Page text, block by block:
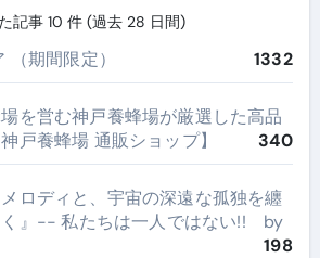
記事 10 件 (過去 28 日間)
期間限定） 1332
を営む神戸養蜂場が厳選した高品
戸養蜂場 通販ショップ】
340
ロディと、宇宙の深遠な孤独を纏
く』-- 私たちは一人ではない!! by
198